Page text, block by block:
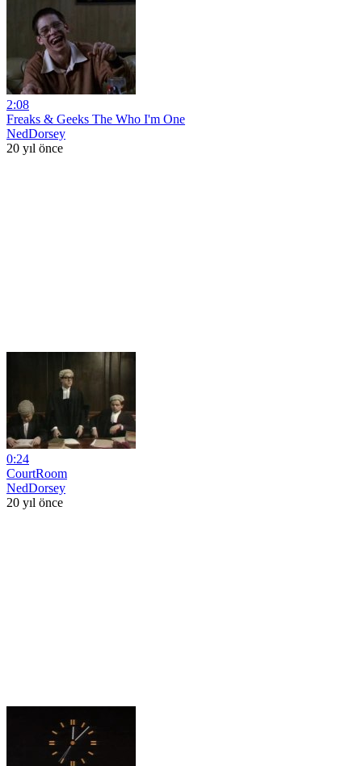
2:08
Freaks & Geeks The Who I'm One
NedDorsey
20 yıl önce
0:24
CourtRoom
NedDorsey
20 yıl önce